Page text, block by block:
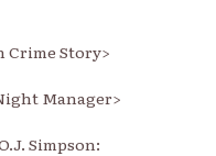
Crime Story>
Night Manager>
Simpson: